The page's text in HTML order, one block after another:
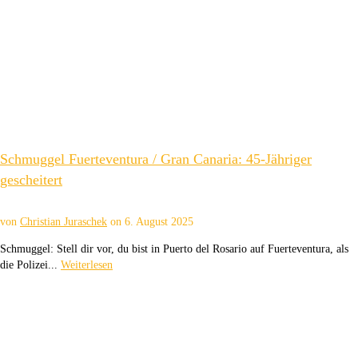
Schmuggel Fuerteventura / Gran Canaria: 45-Jähriger
gescheitert
von Christian Juraschek on 6. August 2025
Schmuggel: Stell dir vor, du bist in Puerto del Rosario auf Fuerteventura, als
die Polizei... Weiterlesen